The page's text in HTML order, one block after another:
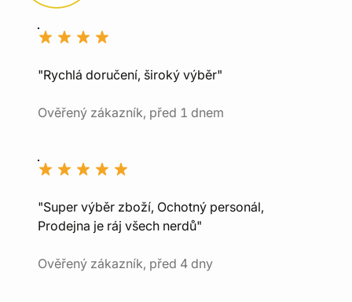
"Rychlá doručení, široký výběr"
Ověřený zákazník, před 1 dnem
"Super výběr zboží, Ochotný personál,
Prodejna je ráj všech nerdů"
Ověřený zákazník, před 4 dny